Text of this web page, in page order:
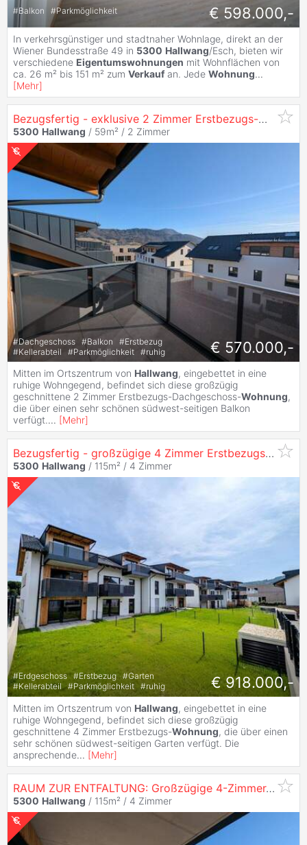
#Balkon #Parkmöglichkeit € 598.000,-
In verkehrsgünstiger und stadtnaher Wohnlage, direkt an der
Wiener Bundesstraße 49 in 5300 Hallwang/Esch, bieten wir
verschiedene Eigentumswohnungen mit Wohnflächen von
ca. 26 m² bis 151 m² zum Verkauf an. Jede Wohnung...
[Mehr]
Bezugsfertig - exklusive 2 Zimmer Erstbezugs-Dachgeschoss-
5300 Hallwang / 59m² / 2 Zimmer
#Dachgeschoss #Balkon #Erstbezug
#Kellerabteil #Parkmöglichkeit #ruhig € 570.000,-
Mitten im Ortszentrum von Hallwang, eingebettet in eine
ruhige Wohngegend, befindet sich diese großzügig
geschnittene 2 Zimmer Erstbezugs-Dachgeschoss-Wohnung,
die über einen sehr schönen südwest-seitigen Balkon
verfügt.... [Mehr]
Bezugsfertig - großzügige 4 Zimmer Erstbezugs-Gartenwohnung im Ortszentrum von
5300 Hallwang / 115m² / 4 Zimmer
#Erdgeschoss #Erstbezug #Garten
#Kellerabteil #Parkmöglichkeit #ruhig € 918.000,-
Mitten im Ortszentrum von Hallwang, eingebettet in eine
ruhige Wohngegend, befindet sich diese großzügig
geschnittene 4 Zimmer Erstbezugs-Wohnung, die über einen
sehr schönen südwest-seitigen Garten verfügt. Die
ansprechende... [Mehr]
RAUM ZUR ENTFALTUNG: Großzügige 4-Zimmer-Erstbezugs-
5300 Hallwang / 115m² / 4 Zimmer